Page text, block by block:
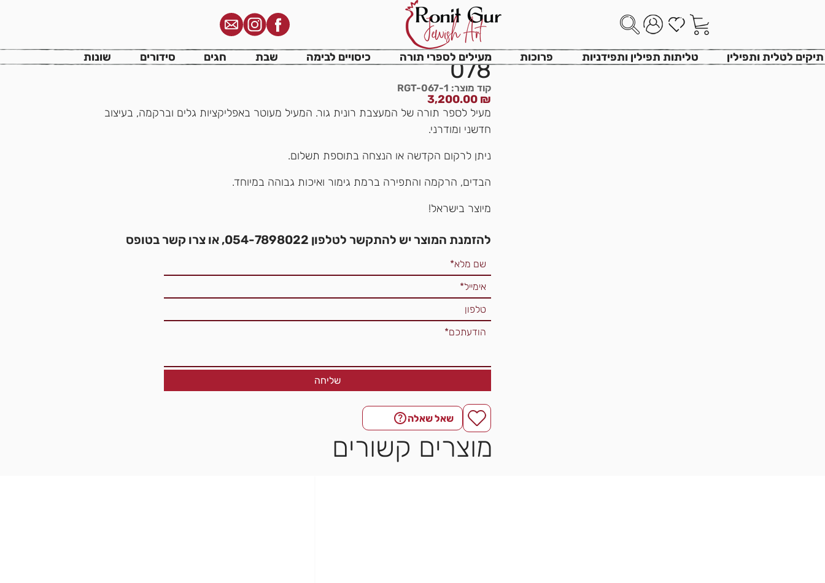
תיקים לטלית ותפילין טליתות תפילין ותפידניות פרוכות מעילים לספרי תורה כיסויים לבימה שבת חגים סידורים שונות מעיל לספר תורה זריחה בהיר חגים RGT-
078
קוד מוצר: RGT-067-1
3,200.00 ₪
מעיל לספר תורה של המעצבת רונית גור. המעיל מעוטר באפליקציות גלים וברקמה, בעיצוב
חדשני ומודרני.
ניתן לרקום הקדשה או הנצחה בתוספת תשלום.
הבדים, הרקמה והתפירה ברמת גימור ואיכות גבוהה במיוחד.
מיוצר בישראל!
להזמנת המוצר יש להתקשר לטלפון 054-7898022, או צרו קשר בטופס
שליחה
שאל שאלה
מוצרים קשורים